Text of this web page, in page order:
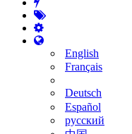
English
Français
Deutsch
Español
русский